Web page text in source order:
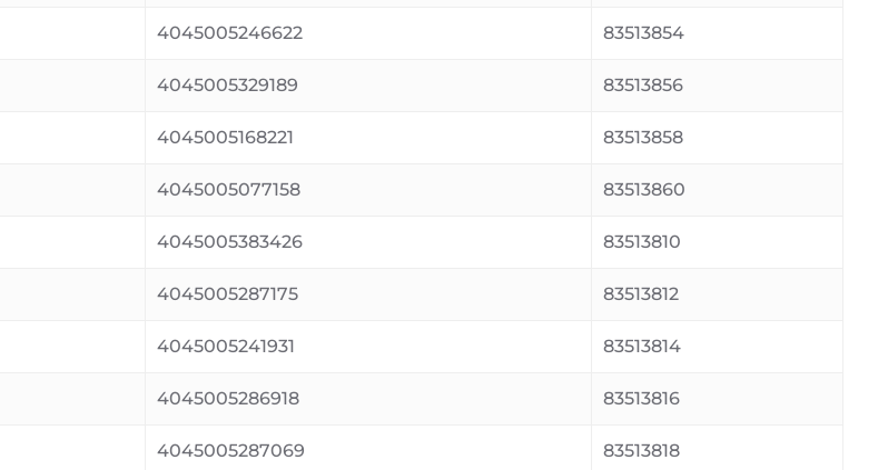
4045005246622 83513854
4045005329189 83513856
4045005168221 83513858
4045005077158 83513860
4045005383426 83513810
4045005287175 83513812
4045005241931 83513814
4045005286918 83513816
4045005287069 83513818